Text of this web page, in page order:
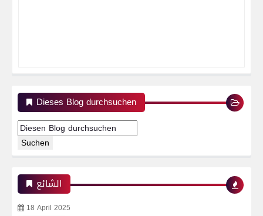
Dieses Blog durchsuchen
الشائع
18 April 2025